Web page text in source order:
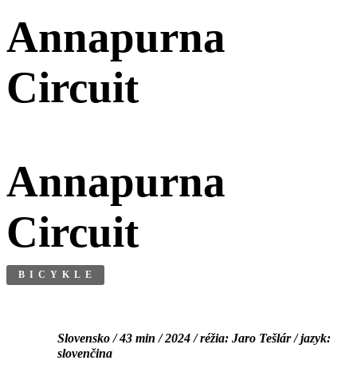
Annapurna
Circuit
Annapurna
Circuit
BICYKLE
Slovensko / 43 min / 2024 / réžia: Jaro Tešlár / jazyk:
slovenčina